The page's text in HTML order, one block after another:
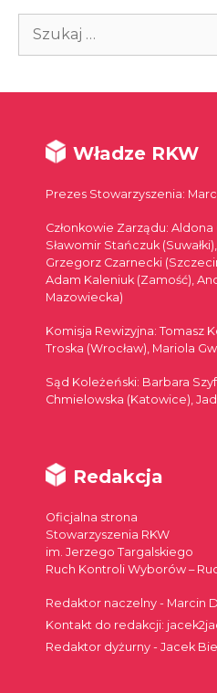
Szukaj:
Władze RKW
Prezes Stowarzyszenia:
Członkowie Zarządu: Aldona
Sławomir Stańczuk
Grzegorz Czarnecki
Adam Kaleniuk (Zamość),
Mazowiecka)
Komisja Rewizyjna: Tomasz
Troska (Wrocław), Mariola
Sąd Koleżeński: Barbara
Chmielowska (Katowice),
Redakcja
Oficjalna strona
Stowarzyszenia RKW
im. Jerzego Targalskiego
Ruch Kontroli Wyborów –
Redaktor naczelny - Marcin
Kontakt do redakcji:
Redaktor dyżurny - Jacek